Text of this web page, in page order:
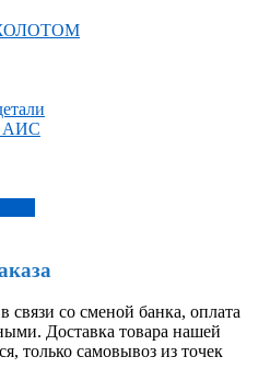
АИС
со сменой банка, оплата
Доставка товара нашей
только самовывоз из точек